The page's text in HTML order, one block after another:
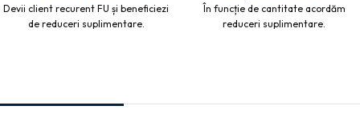
Devii client recurent FU și beneficiezi
de reduceri suplimentare.
În funcție de cantitate acordăm
reduceri suplimentare.